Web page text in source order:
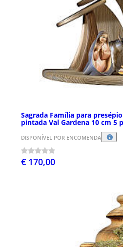
Sagrada Família para
pintada Val Gardena 10 cm 5
DISPONÍVEL POR ENCOMENDA
€ 170,00